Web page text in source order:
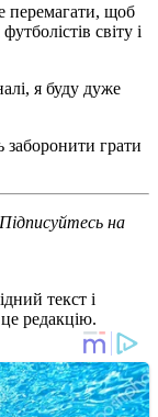
перемагати, щоб
світу і
я буду дуже
грати
на
текст і
редакцію.